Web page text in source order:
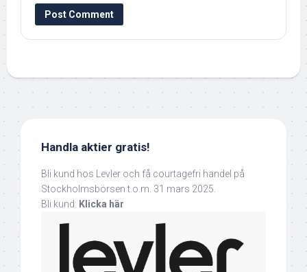
Handla aktier gratis!
Bli kund hos Levler och få courtagefri handel på
Stockholmsbörsen t.o.m. 31 mars 2025.
Bli kund: Klicka här